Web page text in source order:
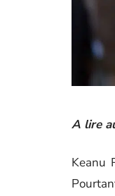
A lire
Keanu